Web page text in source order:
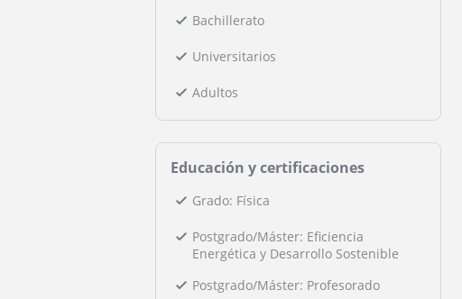
Bachillerato
Universitarios
Adultos
Educación y certificaciones
Grado: Física
Postgrado/Máster: Eficiencia
Energética y Desarrollo Sostenible
Postgrado/Máster: Profesorado